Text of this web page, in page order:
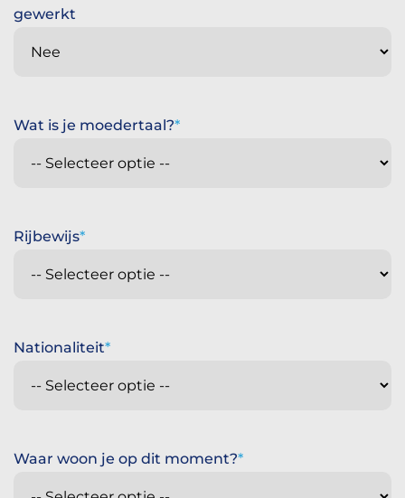
gewerkt
Wat is je moedertaal?
Rijbewijs
Nationaliteit
Waar woon je op dit moment?